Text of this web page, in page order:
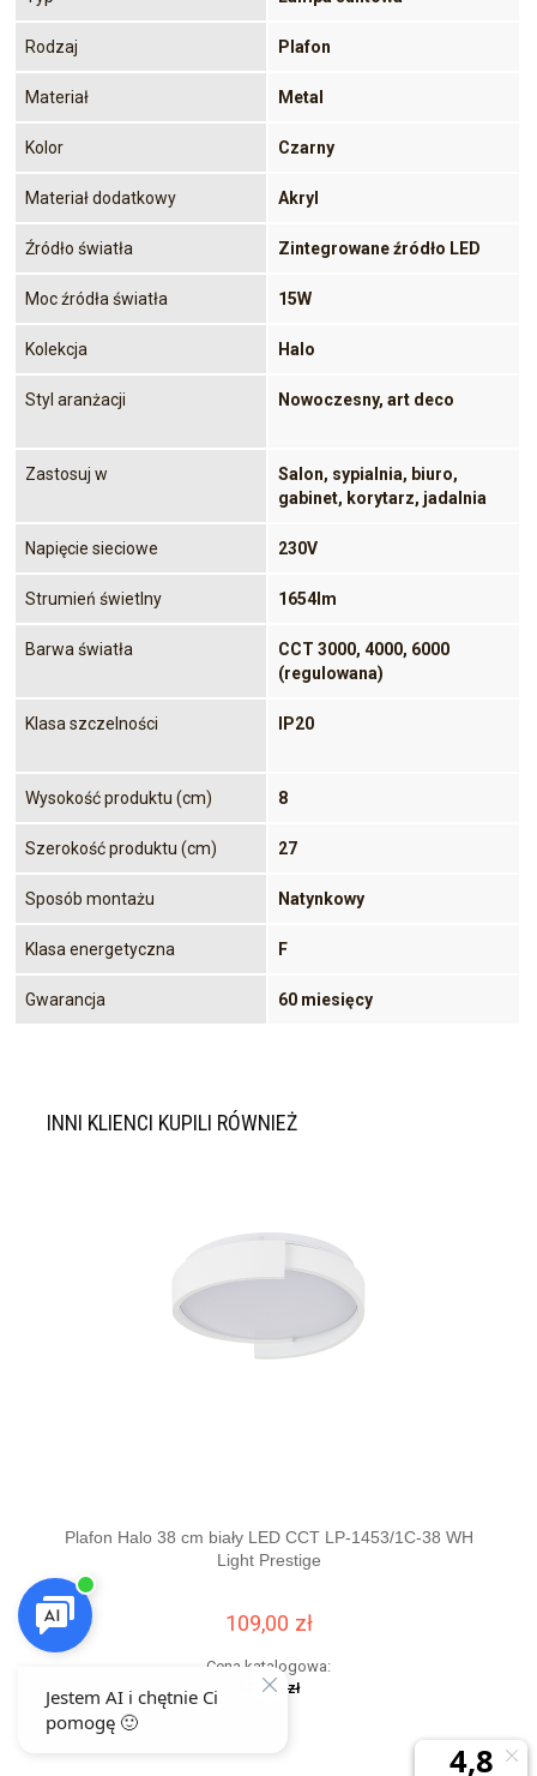
Rodzaj Plafon
Materiał Metal
Kolor Czarny
Materiał dodatkowy Akryl
Źródło światła Zintegrowane źródło LED
Moc źródła światła 15W
Kolekcja Halo
Styl aranżacji Nowoczesny, art deco
Zastosuj w
Salon, sypialnia, biuro,
gabinet, korytarz, jadalnia
Napięcie sieciowe 230V
Strumień świetlny 1654lm
Barwa światła
CCT 3000, 4000, 6000
(regulowana)
Klasa szczelności IP20
Wysokość produktu (cm) 8
Szerokość produktu (cm) 27
Sposób montażu Natynkowy
Klasa energetyczna F
Gwarancja 60 miesięcy
INNI KLIENCI KUPILI RÓWNIEŻ
Plafon Halo 38 cm biały LED CCT LP-1453/1C-38 WH
Light Prestige
109,00 zł
Cena katalogowa:
123,00 zł